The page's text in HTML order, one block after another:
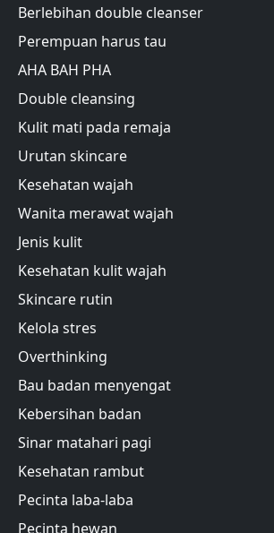
Berlebihan double cleanser
Perempuan harus tau
AHA BAH PHA
Double cleansing
Kulit mati pada remaja
Urutan skincare
Kesehatan wajah
Wanita merawat wajah
Jenis kulit
Kesehatan kulit wajah
Skincare rutin
Kelola stres
Overthinking
Bau badan menyengat
Kebersihan badan
Sinar matahari pagi
Kesehatan rambut
Pecinta laba-laba
Pecinta hewan